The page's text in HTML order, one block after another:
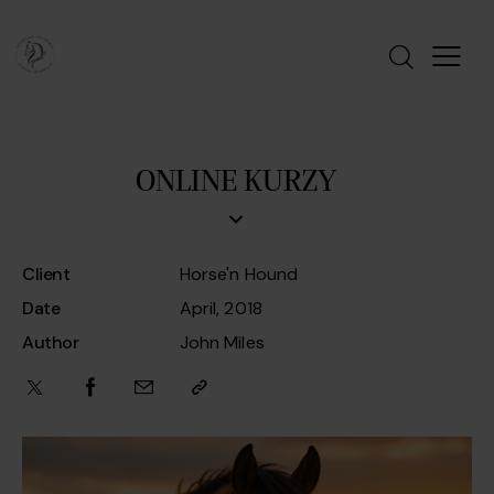
ONLINE KURZY
Client
Horse'n Hound
Date
April, 2018
Author
John Miles